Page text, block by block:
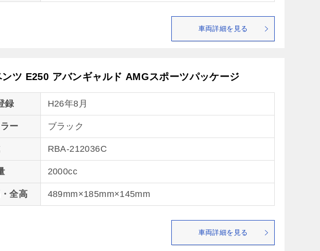
車両詳細を見る
ンツ E250 アバンギャルド AMGスポーツパッケージ
録 H26年8月
ー ブラック
RBA-212036C
2000cc
全高 489mm×185mm×145mm
車両詳細を見る